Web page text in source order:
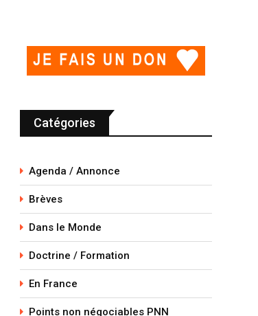
Catégories
Agenda / Annonce
Brèves
Dans le Monde
Doctrine / Formation
En France
Points non négociables PNN